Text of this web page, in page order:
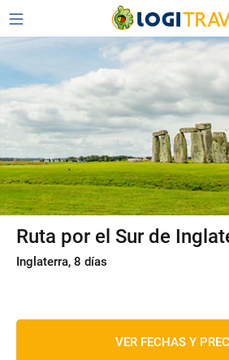
Ruta por el Sur de
Inglaterra, 8 días
VER FECHAS Y